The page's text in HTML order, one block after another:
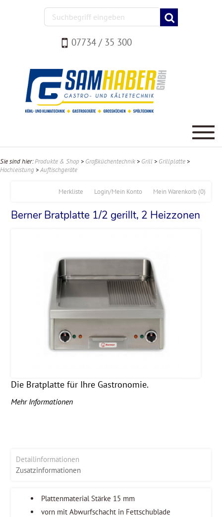
07734 / 35 300
Sie sind hier:Produkte & Shop > Großküchentechnik > Grill > Grillplatte >
Hochleistung >Auftischgeräte
Mein Warenkorb (0)
Login/Mein Konto
Merkliste
Berner Bratplatte 1/2 gerillt, 2 Heizzonen
Die Bratplatte für Ihre Gastronomie.
Mehr Informationen
Detailinformationen
Zusatzinformationen
Plattenmaterial Stärke 15 mm
vorn mit Abwurfschacht in Fettschublade